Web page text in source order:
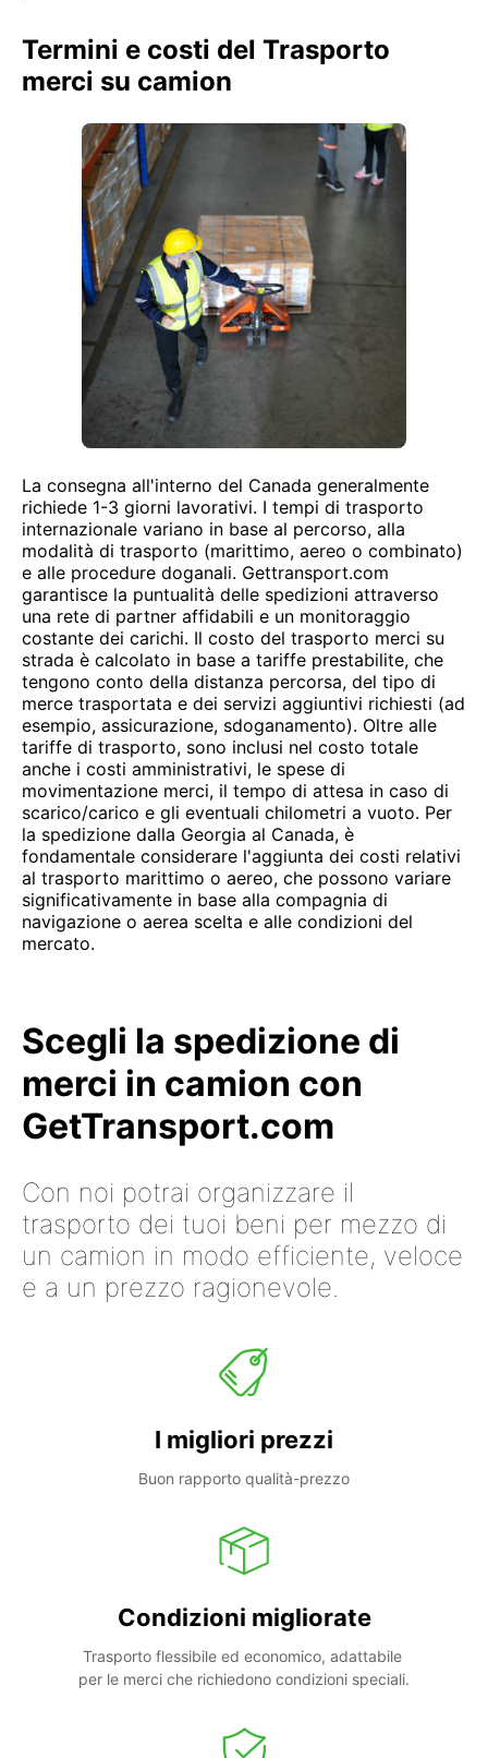
Termini e costi del Trasporto
merci su camion
La consegna all'interno del Canada generalmente
richiede 1-3 giorni lavorativi. I tempi di trasporto
internazionale variano in base al percorso, alla
modalità di trasporto (marittimo, aereo o combinato)
e alle procedure doganali. Gettransport.com
garantisce la puntualità delle spedizioni attraverso
una rete di partner affidabili e un monitoraggio
costante dei carichi. Il costo del trasporto merci su
strada è calcolato in base a tariffe prestabilite, che
tengono conto della distanza percorsa, del tipo di
merce trasportata e dei servizi aggiuntivi richiesti (ad
esempio, assicurazione, sdoganamento). Oltre alle
tariffe di trasporto, sono inclusi nel costo totale
anche i costi amministrativi, le spese di
movimentazione merci, il tempo di attesa in caso di
scarico/carico e gli eventuali chilometri a vuoto. Per
la spedizione dalla Georgia al Canada, è
fondamentale considerare l'aggiunta dei costi relativi
al trasporto marittimo o aereo, che possono variare
significativamente in base alla compagnia di
navigazione o aerea scelta e alle condizioni del
mercato.
Scegli la spedizione di
merci in camion con
GetTransport.com
Con noi potrai organizzare il
trasporto dei tuoi beni per mezzo di
un camion in modo efficiente, veloce
e a un prezzo ragionevole.
I migliori prezzi
Buon rapporto qualità-prezzo
Condizioni migliorate
Trasporto flessibile ed economico, adattabile
per le merci che richiedono condizioni speciali.